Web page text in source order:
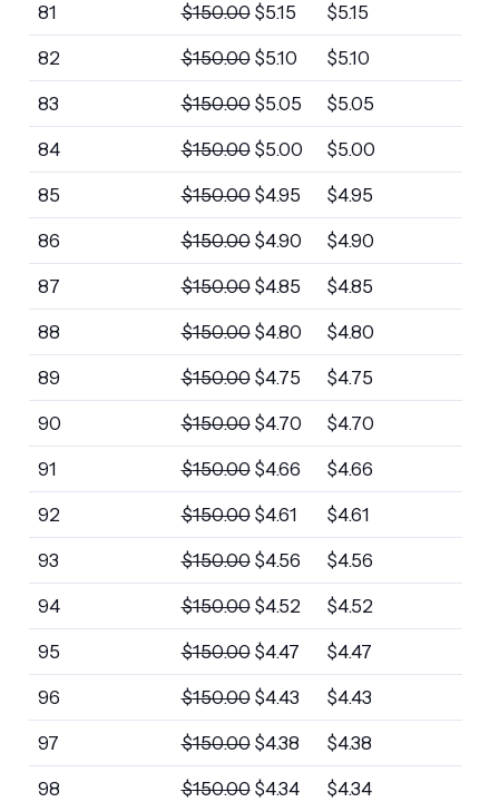
81 $150.00 $5.15 $5.15
82 $150.00 $5.10 $5.10
83 $150.00 $5.05 $5.05
84 $150.00 $5.00 $5.00
85 $150.00 $4.95 $4.95
86 $150.00 $4.90 $4.90
87 $150.00 $4.85 $4.85
88 $150.00 $4.80 $4.80
89 $150.00 $4.75 $4.75
90 $150.00 $4.70 $4.70
91 $150.00 $4.66 $4.66
92 $150.00 $4.61 $4.61
93 $150.00 $4.56 $4.56
94 $150.00 $4.52 $4.52
95 $150.00 $4.47 $4.47
96 $150.00 $4.43 $4.43
97 $150.00 $4.38 $4.38
98 $150.00 $4.34 $4.34